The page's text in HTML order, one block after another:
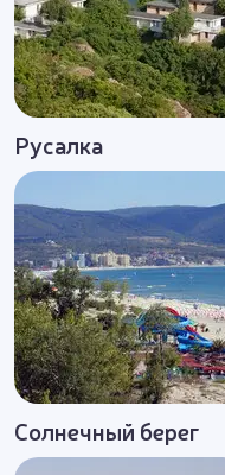
Русалка
Солнечный берег